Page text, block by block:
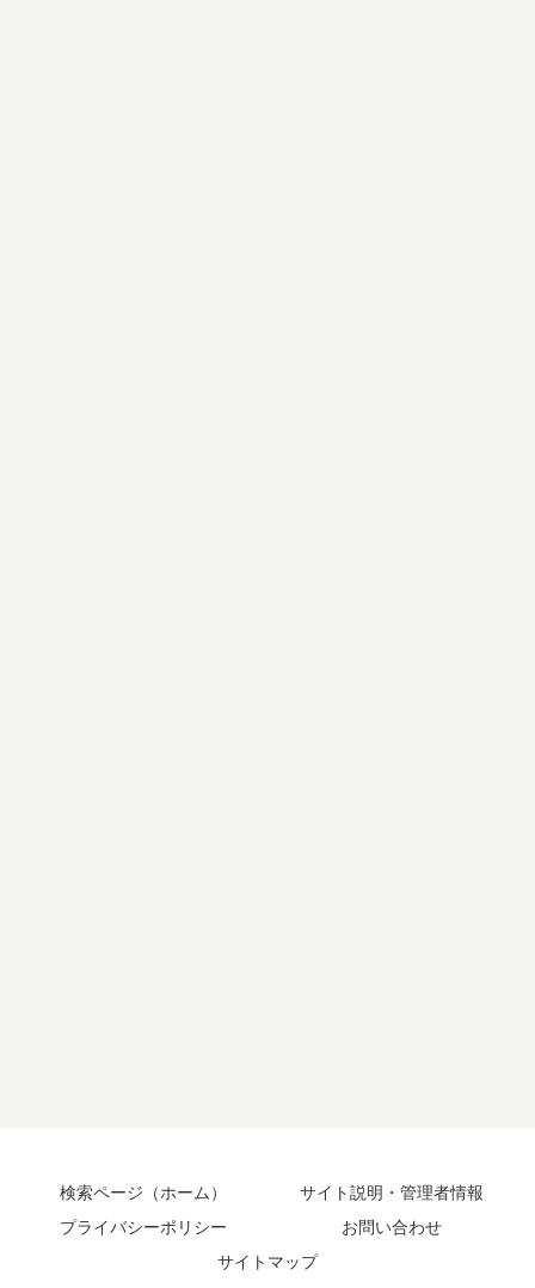
検索ページ（ホーム）
サイト説明・管理者情報
プライバシーポリシー
お問い合わせ
サイトマップ